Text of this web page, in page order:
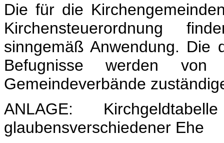
Die für die
Kirchensteuerordnung
sinngemäß Anwendung. Die
Befugnisse werden
Gemeindeverbände
ANLAGE:
glaubensverschiedener Ehe